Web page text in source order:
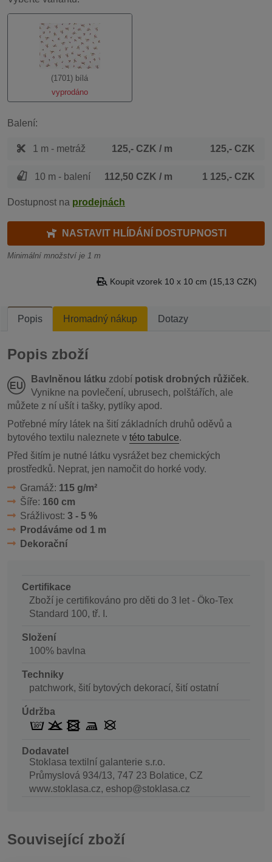
(1701) bílá
vyprodáno
Balení:
1 m - metráž 125,- CZK / m 125,- CZK
10 m - balení 112,50 CZK / m 1 125,- CZK
Dostupnost na prodejnách
NASTAVIT HLÍDÁNÍ DOSTUPNOSTI
Minimální množství je 1 m
Koupit vzorek 10 x 10 cm (15,13 CZK)
Popis Hromadný nákup Dotazy
Popis zboží
Bavlněnou látku zdobí potisk drobných růžiček.
Vynikne na povlečení, ubrusech, polštářích, ale
můžete z ní ušít i tašky, pytlíky apod.
Potřebné míry látek na šití základních druhů oděvů a
bytového textilu naleznete v této tabulce.
Před šitím je nutné látku vysrážet bez chemických
prostředků. Neprat, jen namočit do horké vody.
Gramáž: 115 g/m²
Šíře: 160 cm
Srážlivost: 3 - 5 %
Prodáváme od 1 m
Dekorační
Certifikace
Zboží je certifikováno pro děti do 3 let - Öko-Tex
Standard 100, tř. I.
Složení
100% bavlna
Techniky
patchwork, šití bytových dekorací, šití ostatní
Údržba
Dodavatel
Stoklasa textilní galanterie s.r.o.
Průmyslová 934/13, 747 23 Bolatice, CZ
www.stoklasa.cz, eshop@stoklasa.cz
Související zboží